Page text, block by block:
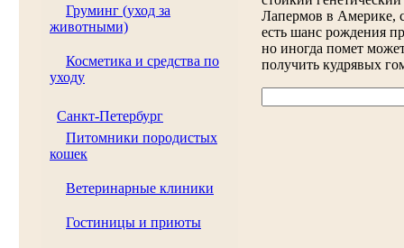
Груминг (уход за
животными)
Косметика и средства по
уходу
Санкт-Петербург
Питомники породистых
кошек
Ветеринарные клиники
Гостиницы и приюты
Лапермов в Америке,
есть шанс рождения
но иногда помет
получить кудрявых